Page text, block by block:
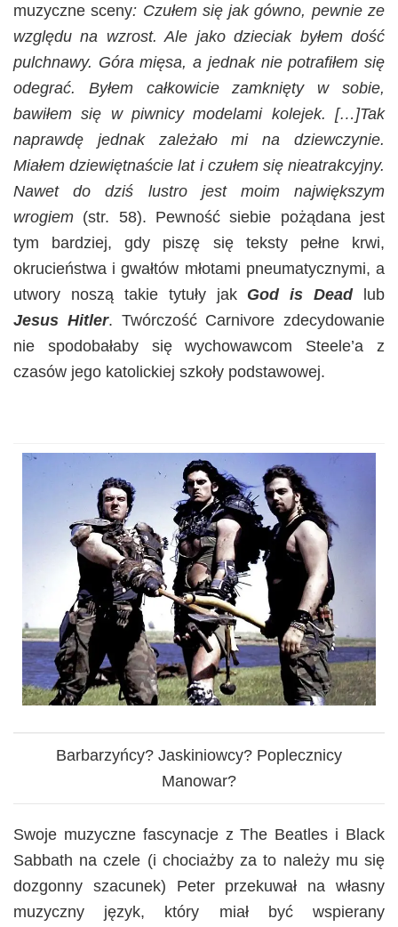
muzyczne sceny: Czułem się jak gówno, pewnie ze
względu na wzrost. Ale jako dzieciak byłem dość
pulchnawy. Góra mięsa, a jednak nie potrafiłem się
odegrać. Byłem całkowicie zamknięty w sobie,
bawiłem się w piwnicy modelami kolejek. […]Tak
naprawdę jednak zależało mi na dziewczynie.
Miałem dziewiętnaście lat i czułem się nieatrakcyjny.
Nawet do dziś lustro jest moim największym
wrogiem (str. 58). Pewność siebie pożądana jest
tym bardziej, gdy piszę się teksty pełne krwi,
okrucieństwa i gwałtów młotami pneumatycznymi, a
utwory noszą takie tytuły jak God is Deadlub
Jesus Hitler. Twórczość Carnivore zdecydowanie
nie spodobałaby się wychowawcom Steele’a z
czasów jego katolickiej szkoły podstawowej.
Barbarzyńcy? Jaskiniowcy? Poplecznicy
Manowar?
Swoje muzyczne fascynacje z The Beatles i Black
Sabbath na czele (i chociażby za to należy mu się
dozgonny szacunek) Peter przekuwał na własny
muzyczny język, który miał być wspierany